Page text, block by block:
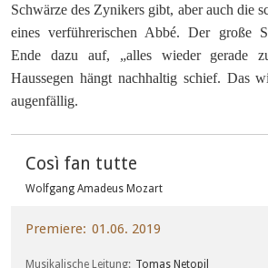
Schwärze des Zynikers gibt, aber auch die
eines verführerischen Abbé. Der große
Ende dazu auf, „alles wieder gerade
Haussegen hängt nachhaltig schief. Das
augenfällig.
Così fan tutte
Wolfgang Amadeus Mozart
Premiere 01.06. 2019
Musikalische Leitung Tomas Netopil